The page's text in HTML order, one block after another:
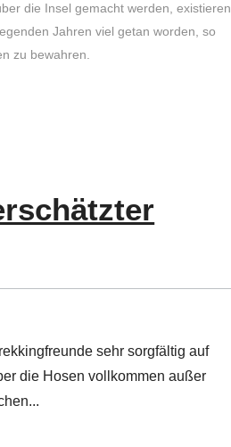
die Insel gemacht werden, existieren
Jahren viel getan worden, so
zu bewahren.
sehr sorgfältig auf
die Hosen vollkommen außer